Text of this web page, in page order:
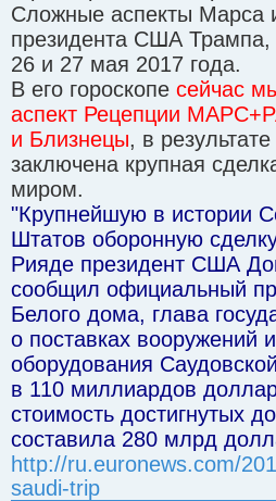
Сложные аспекты Марса
президента США Трампа,
26 и 27 мая 2017 года.
В его гороскопе сейчас
аспект Рецепции
и Близнецы, в
заключена крупная
миром.
"Крупнейшую в истории
Штатов оборонную
Рияде президент США
сообщил официальный
Белого дома, глава
о поставках вооружений
оборудования
в 110 миллиардов
стоимость достигнутых
составила 280 млрд
http://ru.euronews.com/
saudi-trip